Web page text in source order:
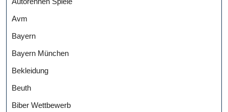
Avm
Bayern
Bayern München
Bekleidung
Beuth
Biber Wettbewerb